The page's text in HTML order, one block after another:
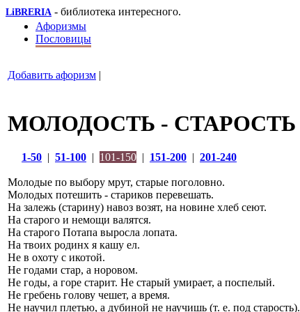
LiBRERIA - библиотека интересного.
Афоризмы
Пословицы
Добавить афоризм |
МОЛОДОСТЬ - СТАРОСТЬ
1-50 | 51-100 | 101-150 | 151-200 | 201-240
Молодые по выбору мрут, старые поголовно.
Молодых потешить - стариков перевешать.
На залежь (старину) навоз возят, на новине хлеб сеют.
На старого и немощи валятся.
На старого Потапа выросла лопата.
На твоих родинх я кашу ел.
Не в охоту с икотой.
Не годами стар, а норовом.
Не годы, а горе старит. Не старый умирает, а поспелый.
Не гребень голову чешет, а время.
Не научил плетью, а дубиной не научишь (т. е. под старость).